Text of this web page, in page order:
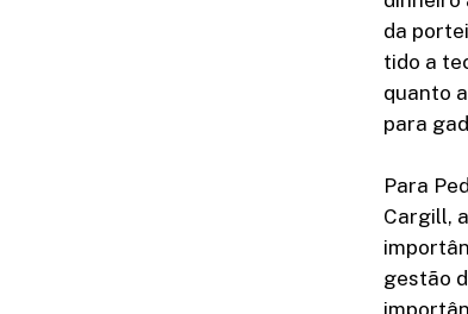
da
tido a
quanto
para
Para
Cargill,
gestão